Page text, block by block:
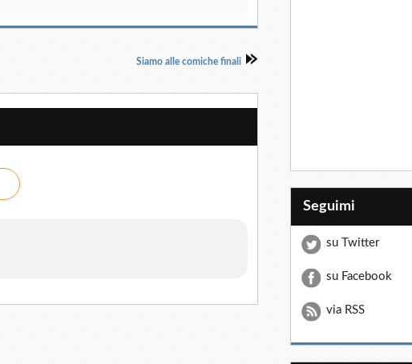
Siamo alle comiche finali
Seguimi
su Twitter
su Facebook
via RSS